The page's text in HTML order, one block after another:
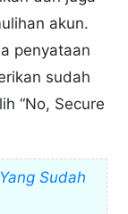
akun.
penyataan
sudah
“No, Secure
Sudah